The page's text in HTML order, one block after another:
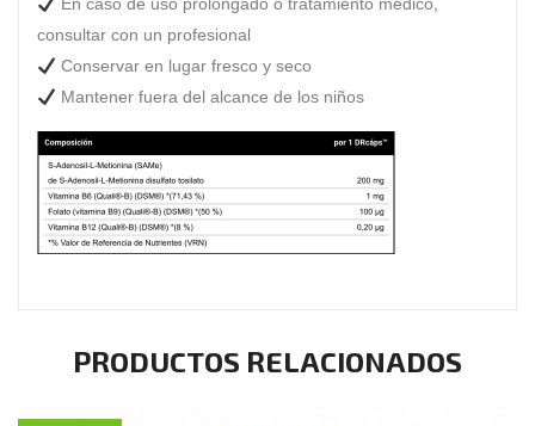
consultar con un profesional
Conservar en lugar fresco y seco
Mantener fuera del alcance de los niños
PRODUCTOS RELACIONADOS